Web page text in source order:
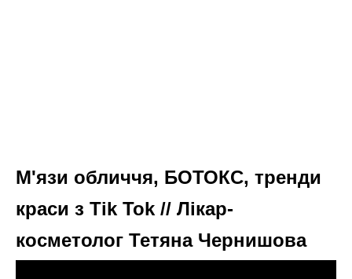
М'язи обличчя, БОТОКС, тренди
краси з Tik Tok // Лікар-
косметолог Тетяна Чернишова